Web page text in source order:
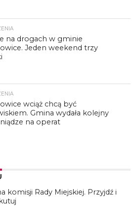
na drogach w gminie
Jeden weekend trzy
wciąż chcą być
Gmina wydała kolejny
na operat
komisji Rady Miejskiej. Przyjdź i